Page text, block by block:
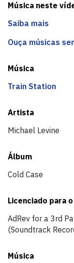
Música neste
Saiba mais
Ouça músicas
Música
Train Station
Artista
Michael Levine
Álbum
Cold Case
Licenciado para
AdRev for a 3rd
(Soundtrack
Música